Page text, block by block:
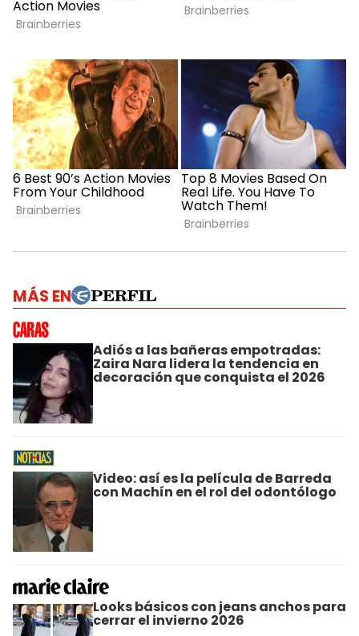
MÁS EN
Adiós a las bañeras empotradas:
Zaira Nara lidera la tendencia en
decoración que conquista el 2026
Video: así es la película de Barreda
con Machín en el rol del odontólogo
Looks básicos con jeans anchos para
cerrar el invierno 2026